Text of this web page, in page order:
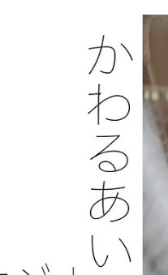
8月1日（土） 10：00-18
日（日） 10：00-18：45
０名／各回 申し込み不要
要） 会場：那覇文化芸
劇場 住所：沖縄県那覇市
https://www.nahart.jp/sp/
画・制作：那覇文化芸術
画・運営：ヨルベ イベン
細:https://www.nahart.jp/
tion2/ 8月1日（土） 開
■10:00～11:50 「制作環
１ー美術・写真ー」 伊波
美／上地萌／喜納祥子／